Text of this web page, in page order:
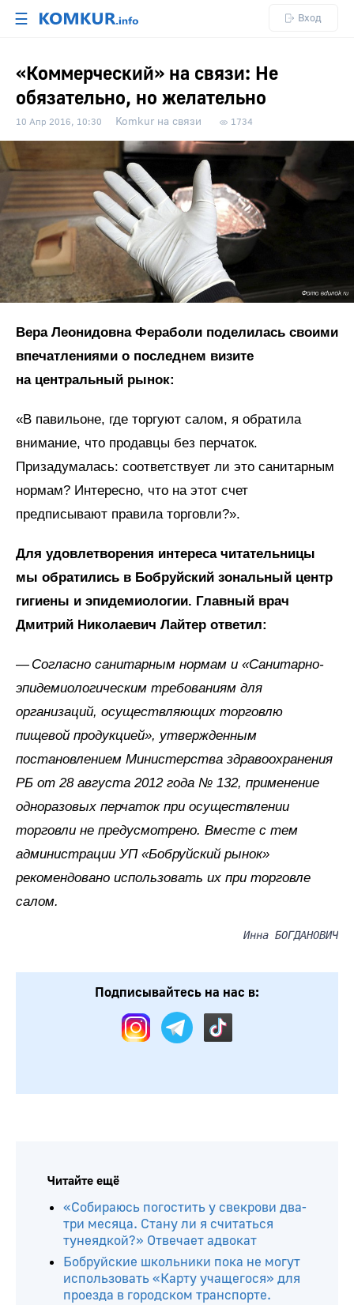
☰ Вход
«Коммерческий» на связи: Не
обязательно, но желательно
10 Апр 2016, 10:30 Komkur на связи 1734
Вера Леонидовна Фераболи поделилась своими
впечатлениями о последнем визите
на центральный рынок:
«В павильоне, где торгуют салом, я обратила
внимание, что продавцы без перчаток.
Призадумалась: соответствует ли это санитарным
нормам? Интересно, что на этот счет
предписывают правила торговли?».
Для удовлетворения интереса читательницы
мы обратились в Бобруйский зональный центр
гигиены и эпидемиологии. Главный врач
Дмитрий Николаевич Лайтер ответил:
— Согласно санитарным нормам и «Санитарно-
эпидемиологическим требованиям для
организаций, осуществляющих торговлю
пищевой продукцией», утвержденным
постановлением Министерства здравоохранения
РБ от 28 августа 2012 года № 132, применение
одноразовых перчаток при осуществлении
торговли не предусмотрено. Вместе с тем
администрации УП «Бобруйский рынок»
рекомендовано использовать их при торговле
салом.
Инна БОГДАНОВИЧ
Подписывайтесь на нас в:
Читайте ещё